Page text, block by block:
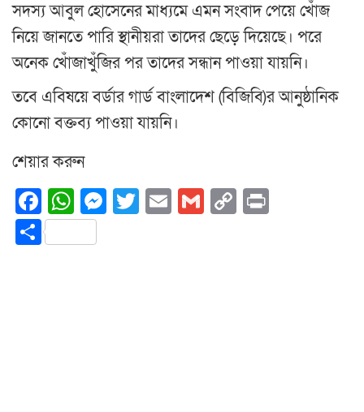
সদস্য আবুল হোসেনের মাধ্যমে এমন সংবাদ পেয়ে খোঁজ
নিয়ে জানতে পারি স্থানীয়রা তাদের ছেড়ে দিয়েছে। পরে
অনেক খোঁজাখুঁজির পর তাদের সন্ধান পাওয়া যায়নি।
তবে এবিষয়ে বর্ডার গার্ড বাংলাদেশ (বিজিবি)র আনুষ্ঠানিক
কোনো বক্তব্য পাওয়া যায়নি।
শেয়ার করুন
Facebook
WhatsApp
Messenger
Twitter
EmailGmail
Copy
Share